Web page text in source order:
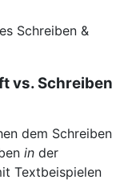
Schreiben &
vs. Schreiben
dem Schreiben
in der
Textbeispielen